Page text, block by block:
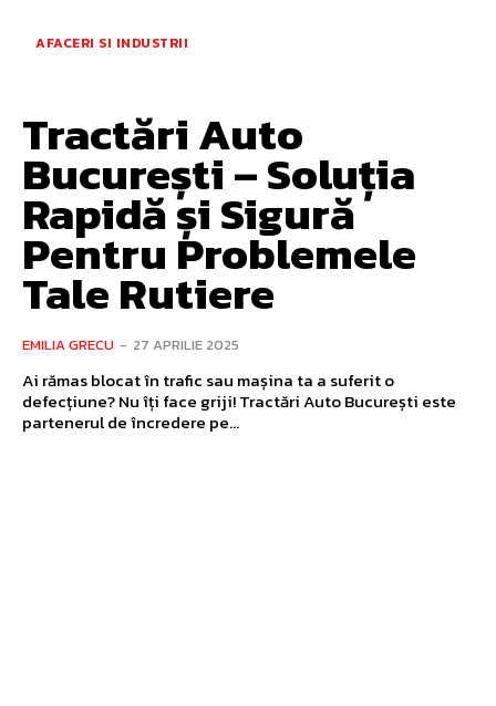
AFACERI SI INDUSTRII
Tractări Auto
București – Soluția
Rapidă și Sigură
Pentru Problemele
Tale Rutiere
EMILIA GRECU - 27 APRILIE 2025
Ai rămas blocat în trafic sau mașina ta a suferit o
defecțiune? Nu îți face griji! Tractări Auto București este
partenerul de încredere pe...